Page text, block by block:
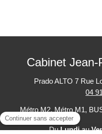
Cabinet
Prado ALTO 7 Rue
04
Métro M2, Métro M1,
DuLundiau